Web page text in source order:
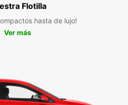
Flotilla
hasta de lujo!
Ver más